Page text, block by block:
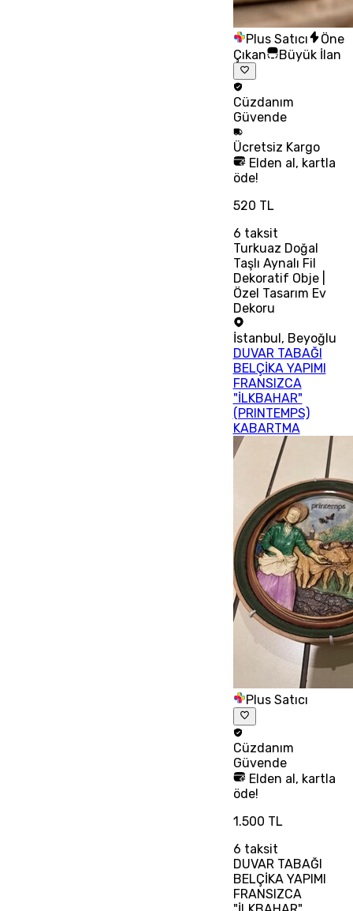
Plus Satıcı
Öne
Çıkan
Büyük İlan
Cüzdanım
Güvende
Ücretsiz Kargo
Elden al, kartla
öde!
520 TL
6 taksit
Turkuaz Doğal
Taşlı Aynalı Fil
Dekoratif Obje |
Özel Tasarım Ev
Dekoru
İstanbul , Beyoğlu
DUVAR TABAĞI
BELÇİKA YAPIMI
FRANSIZCA
"İLKBAHAR"
(PRINTEMPS)
KABARTMA
Plus Satıcı
Cüzdanım
Güvende
Elden al, kartla
öde!
1.500 TL
6 taksit
DUVAR TABAĞI
BELÇİKA YAPIMI
FRANSIZCA